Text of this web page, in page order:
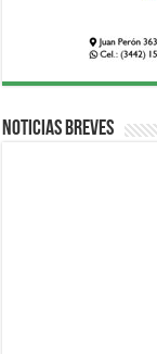
Noticias breves